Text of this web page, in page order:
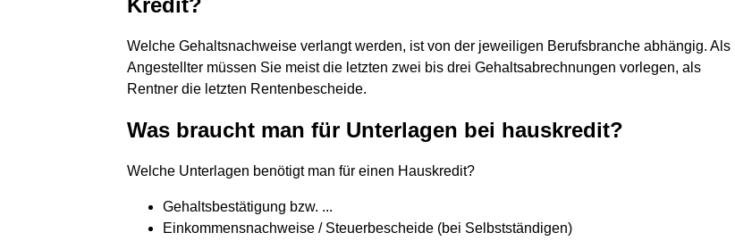
Kredit?
Welche Gehaltsnachweise verlangt werden, ist von der jeweiligen Berufsbranche abhängig. Als
Angestellter müssen Sie meist die letzten zwei bis drei Gehaltsabrechnungen vorlegen, als
Rentner die letzten Rentenbescheide.
Was braucht man für Unterlagen bei hauskredit?
Welche Unterlagen benötigt man für einen Hauskredit?
Gehaltsbestätigung bzw. ...
Einkommensnachweise / Steuerbescheide (bei Selbstständigen)